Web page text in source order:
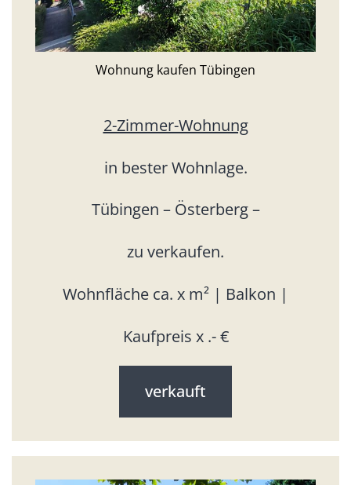
Wohnung kaufen Tübingen
2-Zimmer-Wohnung
in bester Wohnlage.
Tübingen – Österberg –
zu verkaufen.
Wohnfläche ca. x m² | Balkon |
Kaufpreis x .- €
verkauft